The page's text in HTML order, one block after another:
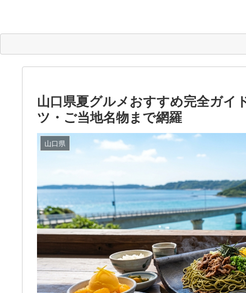
山口県夏グルメおすすめ完全ガイ
ツ・ご当地名物まで網羅
山口県